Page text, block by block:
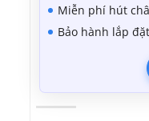
Miễn phí hút
Bảo hành lắp đặt